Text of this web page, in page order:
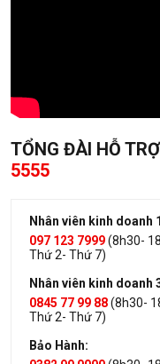
TỔNG ĐÀI HỖ
5555
Nhân viên kinh doanh
097 123 7999(8h30-
Thứ 2- Thứ 7)
Nhân viên kinh doanh
0845 77 99 88(8h30-
Thứ 2- Thứ 7)
Bảo Hành: